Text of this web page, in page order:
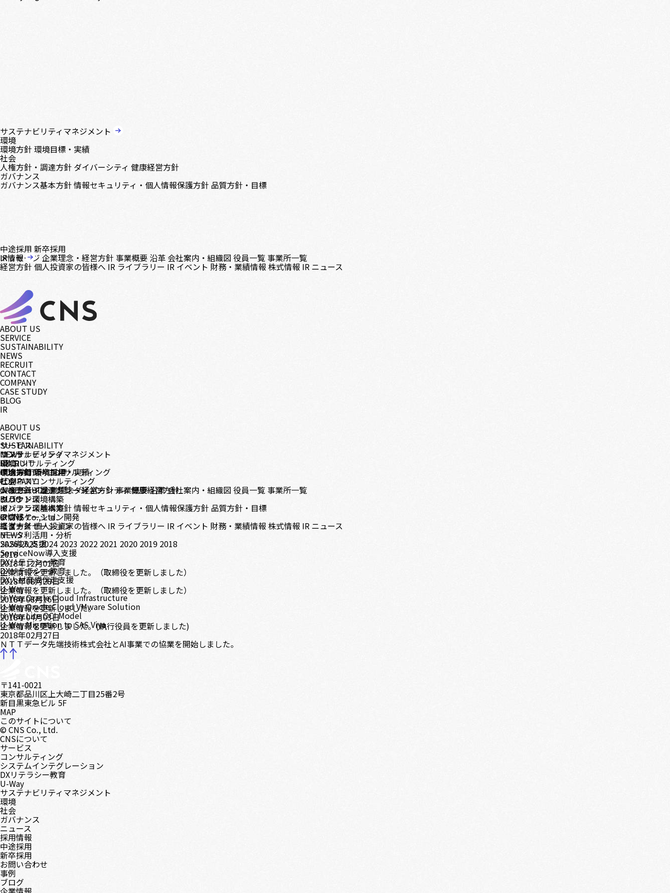
サステナビリティマネジメント
環境
環境方針環境目標・実績
社会
人権方針・調達方針 ダイバーシティ 健康経営方針
ガバナンス
ガバナンス基本方針情報セキュリティ・個人情報保護方針 品質方針・目標
中途採用 新卒採用
メッセージ 企業理念・経営方針 事業概要 沿革 会社案内・組織図 役員一覧 事業所一覧
IR情報
経営方針 個人投資家の皆様へ IR ライブラリー IR イベント 財務・業績情報 株式情報 IR ニュース
ABOUT US
SERVICE
SUSTAINABILITY
NEWS
RECRUIT
CONTACT
COMPANY
CASE STUDY
BLOG
IR
ABOUT US
SERVICE
サービス
コンサルティング
DX コンサルティング
テクノロジーコンサルティング
ビジネスコンサルティング
システムインテグレーション
クラウド環境構築
インフラ環境構築
アプリケーション開発
モダナイゼーション
データ利活用・分析
SAS導入支援
ServiceNow導入支援
DXリテラシー教育
DXリテラシー教育
DX人材育成伴走支援
U-Way
U-Way Oracle Cloud Infrastructure
U-Way Oracle Cloud VMware Solution
U-Way Lite OCI Model
U-Way Migration to SAS Viya
SUSTAINABILITY
サステナビリティマネジメント
環境
環境方針環境目標・実績
社会
人権方針・調達方針ダイバーシティ健康経営方針
ガバナンス
ガバナンス基本方針情報セキュリティ・個人情報保護方針 品質方針・目標
NEWS
RECRUIT
中途採用新卒採用
CONTACT
COMPANY
メッセージ企業理念・経営方針事業概要沿革会社案内・組織図 役員一覧 事業所一覧
CASE STUDY
BLOG
IR
IR情報
経営方針個人投資家の皆様へ IR ライブラリー IR イベント 財務・業績情報 株式情報 IR ニュース
© CNS Co., Ltd.
ニュース
NEWS
202620252024 2023 2022 2021 2020 2019 2018
2018
2018年12月01日
企業情報を更新しました。（取締役を更新しました）
2018年08月28日
企業情報を更新しました。（取締役を更新しました）
2018年08月16日
企業情報を更新しました。
2018年04月03日
企業情報を更新しました。(執行役員を更新しました)
2018年02月27日
ＮＴＴデータ先端技術株式会社とAI事業での協業を開始しました。
〒141-0021
東京都品川区上大崎二丁目25番2号
新目黒東急ビル 5F
MAP
このサイトについて
© CNS Co., Ltd.
CNSについて
サービス
コンサルティング
システムインテグレーション
DXリテラシー教育
U-Way
サステナビリティマネジメント
環境
社会
ガバナンス
ニュース
採用情報
中途採用
新卒採用
お問い合わせ
事例
ブログ